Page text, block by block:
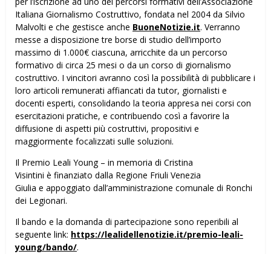
Italiana Giornalismo Costruttivo, fondata nel 2004 da Silvio
Malvolti e che gestisce anche BuoneNotizie.it. Verranno
messe a disposizione tre borse di studio dell’importo
massimo di 1.000€ ciascuna, arricchite da un percorso
formativo di circa 25 mesi o da un corso di giornalismo
costruttivo. I vincitori avranno così la possibilità di pubblicare i
loro articoli remunerati affiancati da tutor, giornalisti e
docenti esperti, consolidando la teoria appresa nei corsi con
esercitazioni pratiche, e contribuendo così a favorire la
diffusione di aspetti più costruttivi, propositivi e
maggiormente focalizzati sulle soluzioni.
Il Premio Leali Young – in memoria di Cristina
Visintini è finanziato dalla Regione Friuli Venezia
Giulia e appoggiato dall’amministrazione comunale di Ronchi
dei Legionari.
Il bando e la domanda di partecipazione sono reperibili al
seguente link: https://lealidellenotizie.it/premio-leali-
young/bando/.